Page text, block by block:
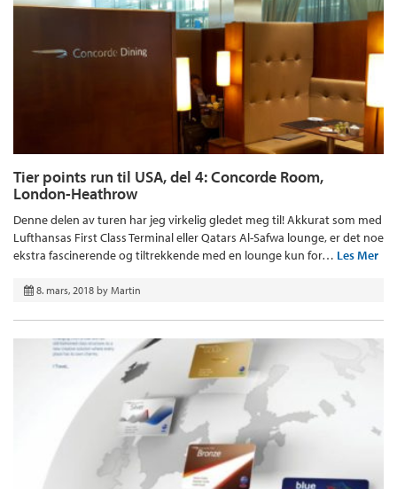
Tier points run til USA, del 4: Concorde Room,
London-Heathrow
Denne delen av turen har jeg virkelig gledet meg til! Akkurat som med
Lufthansas First Class Terminal eller Qatars Al-Safwa lounge, er det noe
ekstra fascinerende og tiltrekkende med en lounge kun for… Les Mer
8. mars, 2018 by Martin